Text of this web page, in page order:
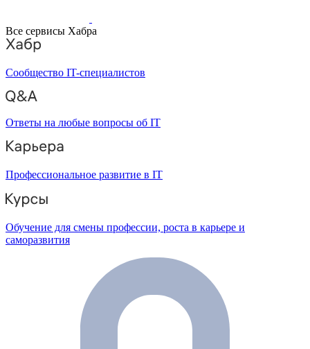
Все сервисы Хабра
Сообщество IT-специалистов
Ответы на любые вопросы об IT
Профессиональное развитие в IT
Обучение для смены профессии, роста в карьере и
саморазвития